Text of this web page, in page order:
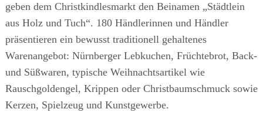
geben dem Christkindlesmarkt den Beinamen „Städtlein
aus Holz und Tuch“. 180 Händlerinnen und Händler
präsentieren ein bewusst traditionell gehaltenes
Warenangebot: Nürnberger Lebkuchen, Früchtebrot, Back-
und Süßwaren, typische Weihnachtsartikel wie
Rauschgoldengel, Krippen oder Christbaumschmuck sowie
Kerzen, Spielzeug und Kunstgewerbe.